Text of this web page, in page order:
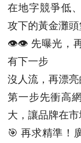
在地字競爭低
攻下的黃金灘頭
👁️‍👁️‍ 先曝光，
有下一步
沒人流，再漂亮
第一步先衝高
大，讓品牌在
🎯 再求精準！